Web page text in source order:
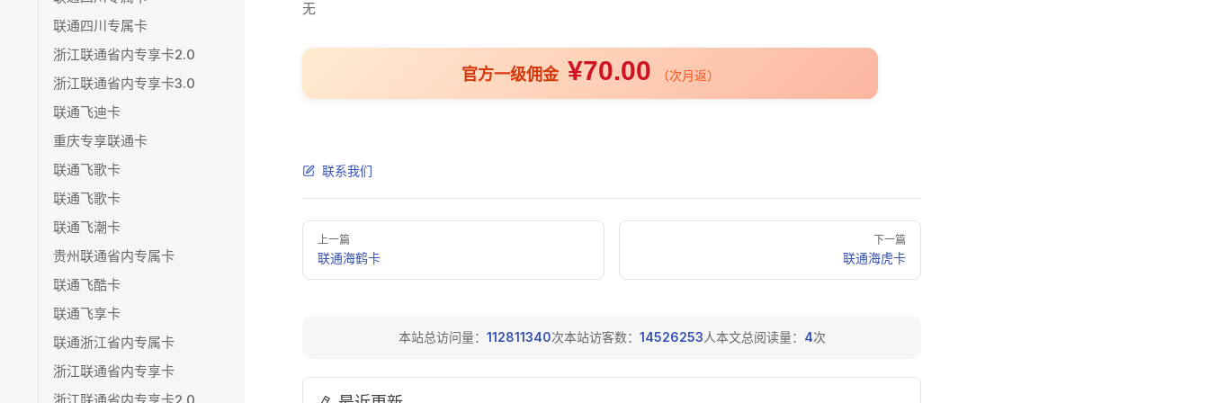
联通四川专属卡
浙江联通省内专享卡2.0
浙江联通省内专享卡3.0
联通飞迪卡
重庆专享联通卡
联通飞歌卡
联通飞歌卡
联通飞潮卡
贵州联通省内专属卡
联通飞酷卡
联通飞享卡
联通浙江省内专属卡
浙江联通省内专享卡
无
官方一级佣金 ¥70.00 （次月返）
联系我们
Pager
上一篇
联通海鹤卡
下一篇
联通海虎卡
本站总访问量： 112811340次本站访客数： 14526253人本文总阅读量： 4次